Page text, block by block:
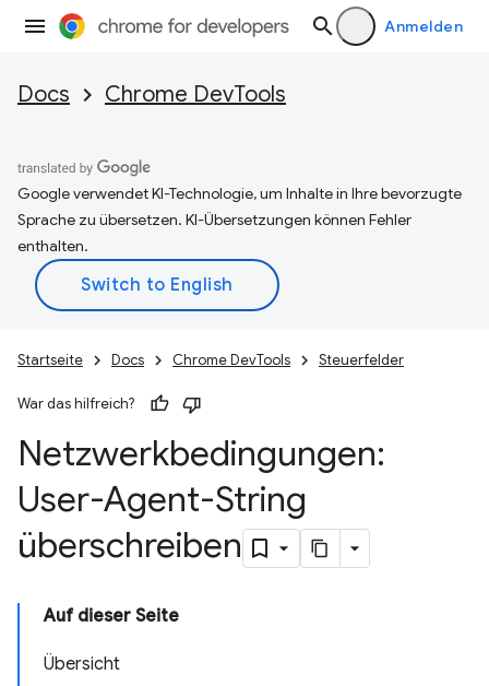
Anmelden
Docs Chrome DevTools
Google verwendet KI-Technologie, um Inhalte in Ihre bevorzugte
Sprache zu übersetzen. KI-Übersetzungen können Fehler
enthalten.
Startseite Docs Chrome DevTools Steuerfelder
War das hilfreich?
Netzwerkbedingungen:
User-Agent-String
überschreiben
Auf dieser Seite
Übersicht